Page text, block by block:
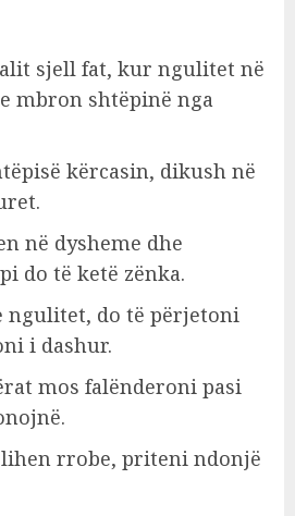
sjell fat, kur ngulitet në
mbron shtëpinë nga
kërcasin, dikush në
në dysheme dhe
do të ketë zënka.
ngulitet, do të përjetoni
i dashur.
mos falënderoni pasi
lihen rrobe, priteni ndonjë